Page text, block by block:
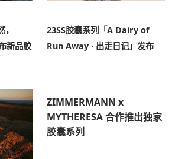
新品胶
23SS胶囊系列「A Dairy of
Run Away · 出走日记」发布
ZIMMERMANN x
MYTHERESA 合作推出独家
胶囊系列